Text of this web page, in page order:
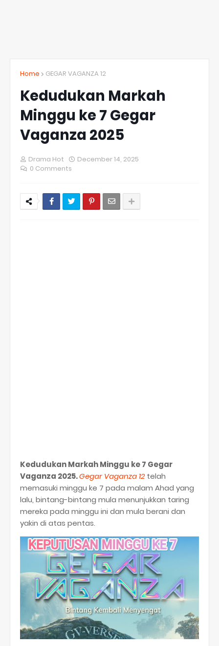
Home GEGAR VAGANZA 12
Kedudukan Markah
Minggu ke 7 Gegar
Vaganza 2025
Drama Hot
December 14, 2025
0 Comments
Kedudukan Markah Minggu ke 7 Gegar
Vaganza 2025.Gegar Vaganza 12telah
memasuki minggu ke 7 pada malam Ahad yang
lalu, bintang-bintang mula menunjukkan taring
mereka pada minggu ini dan mula berani dan
yakin di atas pentas.